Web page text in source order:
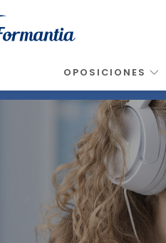
OPOSICIONES